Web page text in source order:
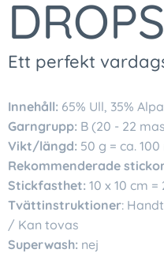
Ett perfekt
Innehåll: 65% Ull, 35%
Garngrupp: B (20 - 22
Vikt/längd: 50 g = ca.
Rekommenderade
Stickfasthet: 10 x 10 cm =
Tvättinstruktioner:
/ Kan tovas
Superwash: nej